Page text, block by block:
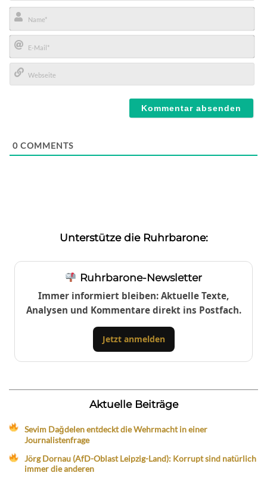
Name*
E-
Mail*
0 COMMENTS
Unterstütze die Ruhrbarone:
Ruhrbarone-Newsletter
Immer informiert bleiben: Aktuelle Texte,
Analysen und Kommentare direkt ins Postfach.
Jetzt anmelden
Aktuelle Beiträge
Sevim Dağdelen entdeckt die Wehrmacht in einer
Journalistenfrage
Jörg Dornau (AfD-Oblast Leipzig-Land): Korrupt sind natürlich
immer die anderen